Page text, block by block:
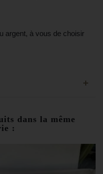
argent, à vous de choisir
dans la même
: